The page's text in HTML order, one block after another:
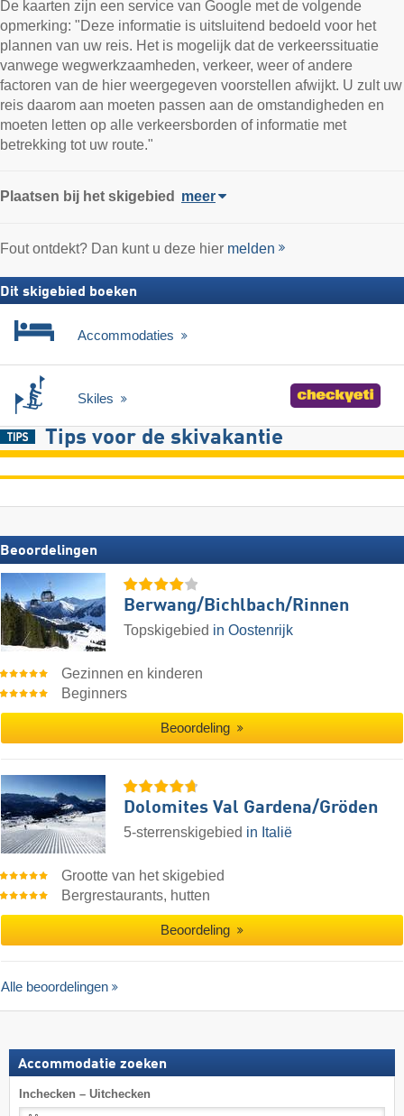
De kaarten zijn een service van Google met de volgende
opmerking: "Deze informatie is uitsluitend bedoeld voor het
plannen van uw reis. Het is mogelijk dat de verkeerssituatie
vanwege wegwerkzaamheden, verkeer, weer of andere
factoren van de hier weergegeven voorstellen afwijkt. U zult uw
reis daarom aan moeten passen aan de omstandigheden en
moeten letten op alle verkeersborden of informatie met
betrekking tot uw route."
Plaatsen bij het skigebied meer
Fout ontdekt? Dan kunt u deze hier melden
Dit skigebied boeken
Accommodaties
Skiles
Tips voor de skivakantie
Beoordelingen
Berwang/​Bichlbach/​Rinnen
Topskigebied in Oostenrijk
Gezinnen en kinderen
Beginners
Beoordeling
Dolomites Val Gardena/​Gröden
5-sterrenskigebied in Italië
Grootte van het skigebied
Bergrestaurants, hutten
Beoordeling
Alle beoordelingen
Accommodatie zoeken
Inchecken – Uitchecken